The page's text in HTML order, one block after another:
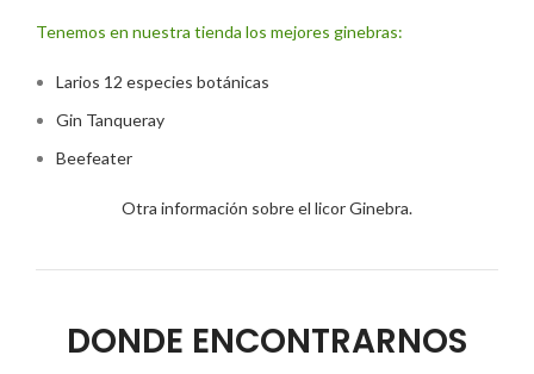
Tenemos en nuestra tienda los mejores ginebras:
Larios 12 especies botánicas
Gin Tanqueray
Beefeater
Otra información sobre el licor Ginebra.
DONDE ENCONTRARNOS